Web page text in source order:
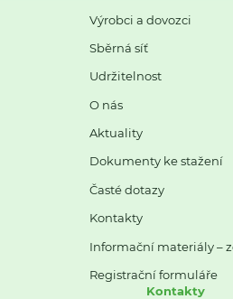
Výrobci a dovozci
Sběrná síť
Udržitelnost
O nás
Aktuality
Dokumenty ke stažení
Časté dotazy
Kontakty
Informační materiály –
Registrační formuláře
Kontakty